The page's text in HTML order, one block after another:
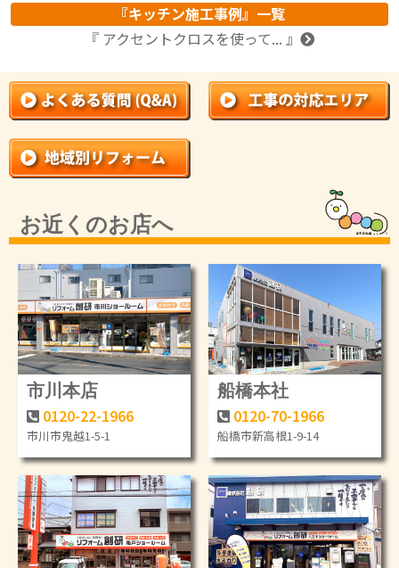
『キッチン施工事例』一覧
『 アクセントクロスを使って... 』
お近くのお店へ
市川本店
0120-22-1966
市川市鬼越1-5-1
船橋本社
0120-70-1966
船橋市新高根1-9-14